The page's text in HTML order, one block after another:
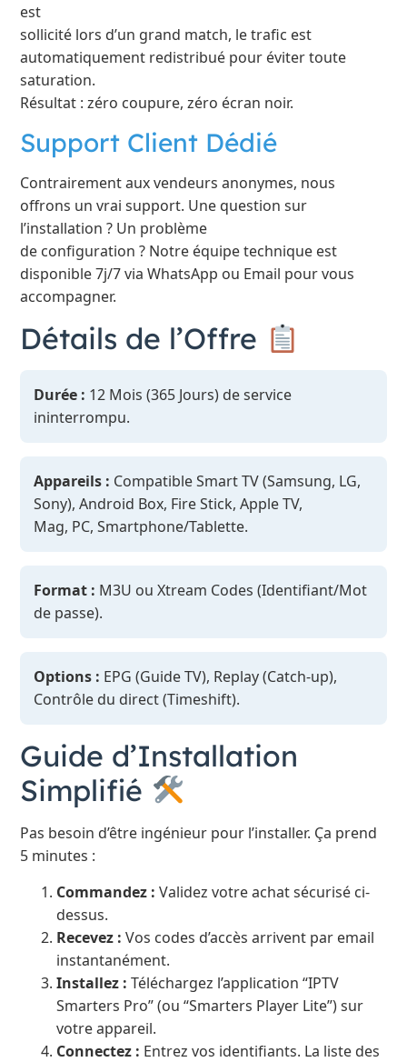
est
sollicité lors d’un grand match, le trafic est
automatiquement redistribué pour éviter toute
saturation.
Résultat : zéro coupure, zéro écran noir.
Support Client Dédié
Contrairement aux vendeurs anonymes, nous
offrons un vrai support. Une question sur
l’installation ? Un problème
de configuration ? Notre équipe technique est
disponible 7j/7 via WhatsApp ou Email pour vous
accompagner.
Détails de l’Offre
Durée : 12 Mois (365 Jours) de service
ininterrompu.
Appareils : Compatible Smart TV (Samsung, LG,
Sony), Android Box, Fire Stick, Apple TV,
Mag, PC, Smartphone/Tablette.
Format : M3U ou Xtream Codes (Identifiant/Mot
de passe).
Options : EPG (Guide TV), Replay (Catch-up),
Contrôle du direct (Timeshift).
Guide d’Installation
Simplifié
Pas besoin d’être ingénieur pour l’installer. Ça prend
5 minutes :
Commandez : Validez votre achat sécurisé ci-
dessus.
Recevez : Vos codes d’accès arrivent par email
instantanément.
Installez : Téléchargez l’application “IPTV
Smarters Pro” (ou “Smarters Player Lite”) sur
votre appareil.
Connectez : Entrez vos identifiants. La liste des